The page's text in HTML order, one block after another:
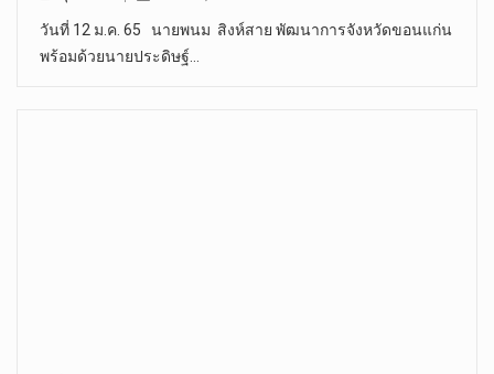
วันที่ 12 ม.ค. 65 นายพนม สิงห์สาย พัฒนาการจังหวัดขอนแก่น
พร้อมด้วยนายประดิษฐ์…